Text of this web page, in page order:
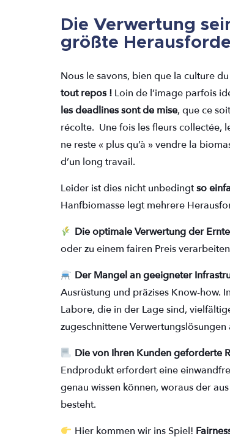
Die Verwertung
größte
Nous le savons, bien que la culture
tout repos ! Loin de l’image parfois
les deadlinessont de mise, que ce
récolte. Une fois les fleurs collectée,
ne reste « plus qu’à » vendre la
d’un long travail.
Leider ist dies nicht unbedingtso
Hanfbiomasse legt mehrere
Die optimale Verwertung der Ernte
oder zu einem fairen Preis
Der Mangel an geeigneter
Ausrüstung und präzises Know-how.
Labore, die in der Lage sind,
zugeschnittene Verwertungslösungen
Die von Ihren Kunden geforderte
Endprodukt erfordert eine
genau wissen können, woraus der
besteht.
Hier kommen wir ins Spiel!